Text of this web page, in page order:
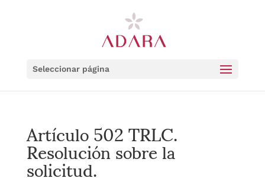
Seleccionar página
Artículo 502 TRLC.
Resolución sobre la